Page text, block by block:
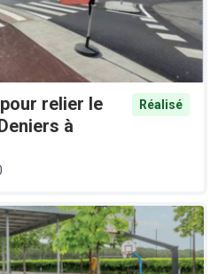
relier le
à
Réalisé